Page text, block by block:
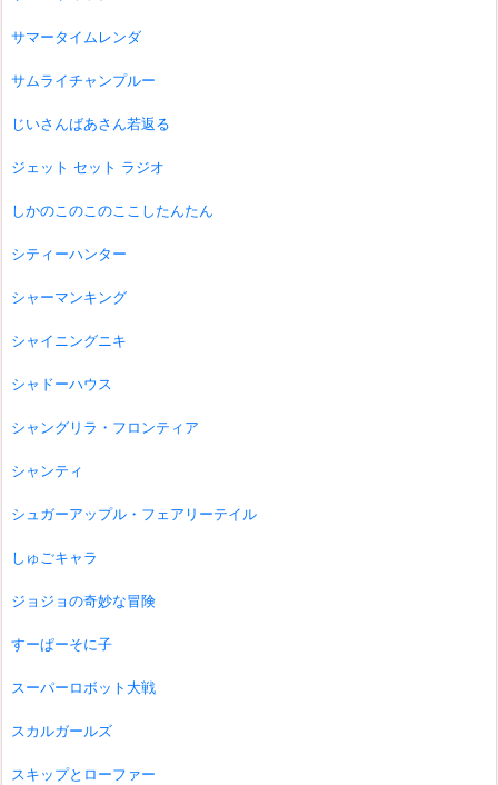
サマータイムレンダ
サムライチャンプルー
じいさんばあさん若返る
ジェット セット ラジオ
しかのこのこのここしたんたん
シティーハンター
シャーマンキング
シャイニングニキ
シャドーハウス
シャングリラ・フロンティア
シャンティ
シュガーアップル・フェアリーテイル
しゅごキャラ
ジョジョの奇妙な冒険
すーぱーそに子
スーパーロボット大戦
スカルガールズ
スキップとローファー